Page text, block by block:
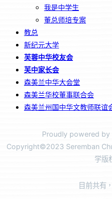
我是中学生
董总师培专案
教总
新纪元大学
芙蓉中华校友会
芙中家长会
森美兰中华大会堂
森美兰华校董事联合会
森美兰州国中华文教师联谊
Proudly powered by
Copyright©2023 Seremban
学版
目前共有